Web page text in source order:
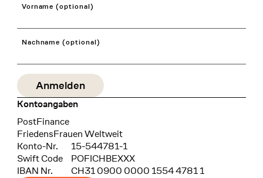
Vorname (optional)
Nachname (optional)
Kontoangaben
Bank
PostFinance
Recipient
FriedensFrauen Weltweit
Konto-Nr.
15-544781-1
Swift Code
POFICHBEXXX
IBAN Nr.
CH31 0900 0000 1554 4781 1